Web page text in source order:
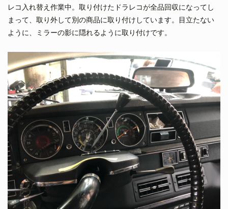
レコ入れ替え作業中。取り付けたドラレコが全品回収になってし
まって、取り外して別の商品に取り付けしています。目立たない
ように、ミラーの影に隠れるように取り付けです。